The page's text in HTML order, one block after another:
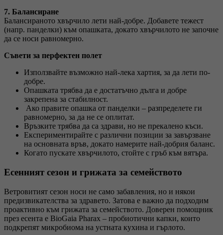
7. Балансиране
Балансираното хвърчило лети най-добре. Добавете тежест
(напр. панделки) към опашката, докато хвърчилото не започне
да се носи равномерно.
Съвети за перфектен полет
Използвайте възможно най-лека хартия, за да лети по-
добре.
Опашката трябва да е достатъчно дълга и добре
закрепена за стабилност.
Ако правите опашка от панделки – разпределете ги
равномерно, за да не се оплитат.
Връзките трябва да са здрави, но не прекалено къси.
Експериментирайте с различни позиции за завързване
на основната връв, докато намерите най-добрия баланс.
Когато пускате хвърчилото, стойте с гръб към вятъра.
Есенният сезон и грижата за семейството
Ветровитият сезон носи не само забавления, но и някои
предизвикателства за здравето. Затова е важно да подходим
проактивно към грижата за семейството. Доверен помощник
през есента е BioGaia Pharax – пробиотични капки, които
подкрепят микробиома на устната кухина и гърлото.